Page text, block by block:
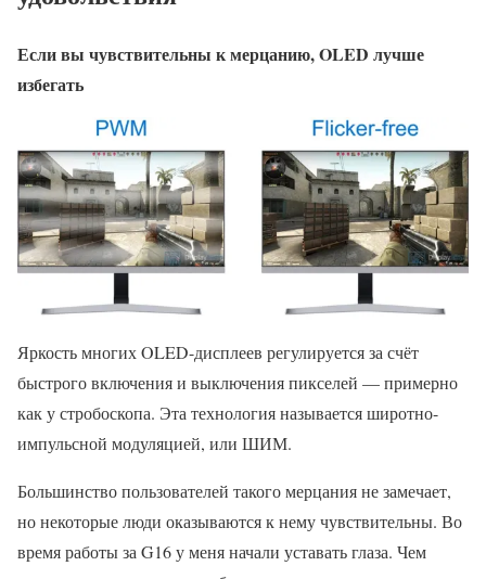
Если вы чувствительны к мерцанию, OLED лучше
избегать
Яркость многих OLED-дисплеев регулируется за счёт
быстрого включения и выключения пикселей — примерно
как у стробоскопа. Эта технология называется широтно-
импульсной модуляцией, или ШИМ.
Большинство пользователей такого мерцания не замечает,
но некоторые люди оказываются к нему чувствительны. Во
время работы за G16 у меня начали уставать глаза. Чем